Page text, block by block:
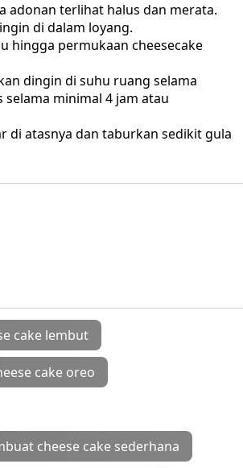
adonan terlihat halus dan merata.
di dalam loyang.
hingga permukaan cheesecake
dingin di suhu ruang selama
minimal 4 jam atau
di atasnya dan taburkan sedikit gula
cake lembut
cake oreo
cheese cake sederhana